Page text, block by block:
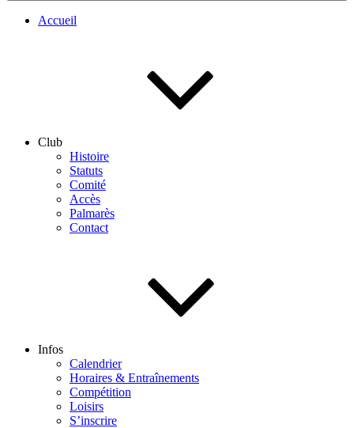
Accueil
Club
Histoire
Statuts
Comité
Accès
Palmarès
Contact
Infos
Calendrier
Horaires & Entraînements
Compétition
Loisirs
S’inscrire